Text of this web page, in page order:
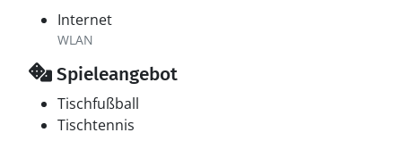
Internet
WLAN
Spieleangebot
Tischfußball
Tischtennis